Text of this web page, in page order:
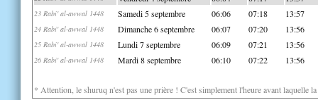
23 Rabi' al-awwal 1448 Samedi 5 septembre 06:06 07:18 13:57
24 Rabi' al-awwal 1448 Dimanche 6 septembre 06:07 07:20 13:56
25 Rabi' al-awwal 1448 Lundi 7 septembre 06:09 07:21 13:56
26 Rabi' al-awwal 1448 Mardi 8 septembre 06:10 07:22 13:56
* Attention, le shuruq n'est pas une prière ! C'est simplement l'heure avant laquelle